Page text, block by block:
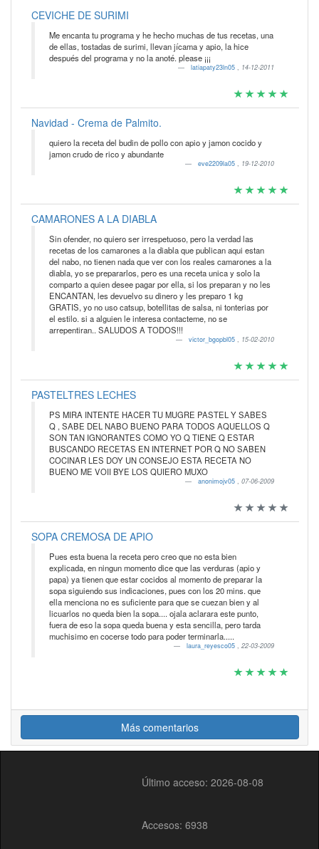
CEVICHE DE SURIMI
Me encanta tu programa y he hecho muchas de tus recetas, una
de ellas, tostadas de surimi, llevan jícama y apio, la hice
después del programa y no la anoté. please ¡¡¡
latiapaty23ln05 , 14-12-2011
Navidad - Crema de Palmito.
quiero la receta del budin de pollo con apio y jamon cocido y
jamon crudo de rico y abundante
eve2209la05 , 19-12-2010
CAMARONES A LA DIABLA
Sin ofender, no quiero ser irrespetuoso, pero la verdad las
recetas de los camarones a la diabla que publican aqui estan
del nabo, no tienen nada que ver con los reales camarones a la
diabla, yo se prepararlos, pero es una receta unica y solo la
comparto a quien desee pagar por ella, si los preparan y no les
ENCANTAN, les devuelvo su dinero y les preparo 1 kg
GRATIS, yo no uso catsup, botellitas de salsa, ni tonterias por
el estilo. si a alguien le interesa contacteme, no se
arrepentiran.. SALUDOS A TODOS!!!
victor_bgopbl05 , 15-02-2010
PASTELTRES LECHES
PS MIRA INTENTE HACER TU MUGRE PASTEL Y SABES
Q , SABE DEL NABO BUENO PARA TODOS AQUELLOS Q
SON TAN IGNORANTES COMO YO Q TIENE Q ESTAR
BUSCANDO RECETAS EN INTERNET POR Q NO SABEN
COCINAR LES DOY UN CONSEJO ESTA RECETA NO
BUENO ME VOII BYE LOS QUIERO MUXO
anonimojv05 , 07-06-2009
SOPA CREMOSA DE APIO
Pues esta buena la receta pero creo que no esta bien
explicada, en ningun momento dice que las verduras (apio y
papa) ya tienen que estar cocidos al momento de preparar la
sopa siguiendo sus indicaciones, pues con los 20 mins. que
ella menciona no es suficiente para que se cuezan bien y al
licuarlos no queda bien la sopa.... ojala aclarara este punto,
fuera de eso la sopa queda buena y esta sencilla, pero tarda
muchisimo en cocerse todo para poder terminarla.....
laura_reyesco05 , 22-03-2009
Más comentarios
Último acceso: 2026-08-08
Accesos: 6938